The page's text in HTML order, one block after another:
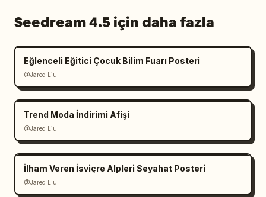
Seedream 4.5 için daha fazla
Eğlenceli Eğitici Çocuk Bilim Fuarı Posteri
@Jared Liu
Trend Moda İndirimi Afişi
@Jared Liu
İlham Veren İsviçre Alpleri Seyahat Posteri
@Jared Liu